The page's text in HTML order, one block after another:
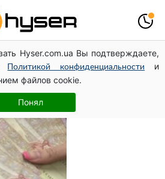
Hyser.com.ua Вы подтверждаете,
Политикой конфиденциальности
и
файлов cookie.
Понял